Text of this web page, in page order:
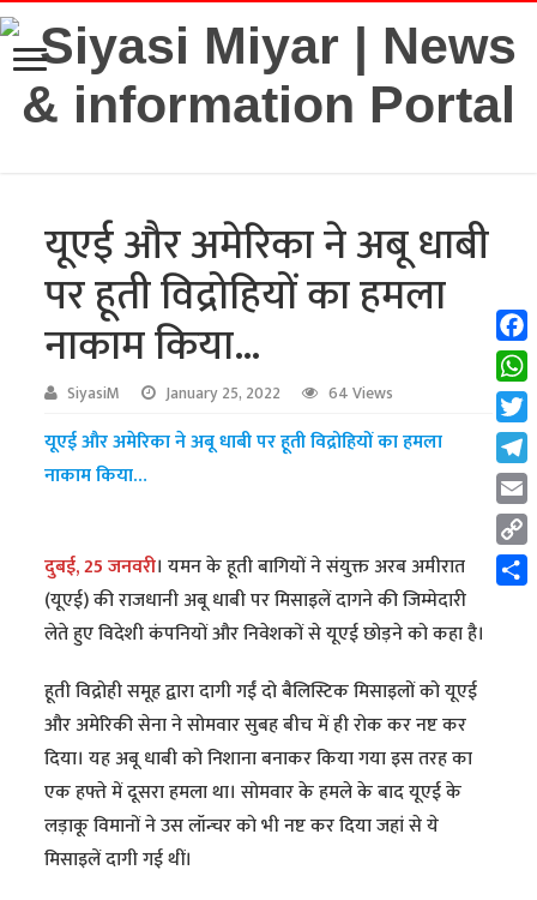
यूएई और अमेरिका ने अबू धाबी
पर हूती विद्रोहियों का हमला
नाकाम किया…
SiyasiM January 25, 2022 64 Views
यूएई और अमेरिका ने अबू धाबी पर हूती विद्रोहियों का हमला
नाकाम किया…
दुबई, 25 जनवरी। यमन के हूती बागियों ने संयुक्त अरब अमीरात
(यूएई) की राजधानी अबू धाबी पर मिसाइलें दागने की जिम्मेदारी
लेते हुए विदेशी कंपनियों और निवेशकों से यूएई छोड़ने को कहा है।
हूती विद्रोही समूह द्वारा दागी गईं दो बैलिस्टिक मिसाइलों को यूएई
और अमेरिकी सेना ने सोमवार सुबह बीच में ही रोक कर नष्ट कर
दिया। यह अबू धाबी को निशाना बनाकर किया गया इस तरह का
एक हफ्ते में दूसरा हमला था। सोमवार के हमले के बाद यूएई के
लड़ाकू विमानों ने उस लॉन्चर को भी नष्ट कर दिया जहां से ये
मिसाइलें दागी गई थीं।
Copy
Link